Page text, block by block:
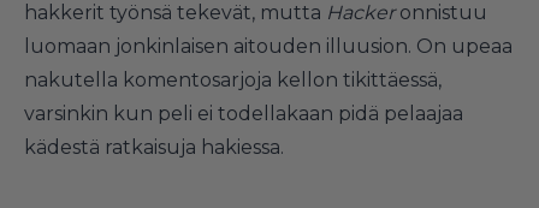
hakkerit työnsä tekevät, mutta Hackeronnistuu
luomaan jonkinlaisen aitouden illuusion. On upeaa
nakutella komentosarjoja kellon tikittäessä,
varsinkin kun peli ei todellakaan pidä pelaajaa
kädestä ratkaisuja hakiessa.